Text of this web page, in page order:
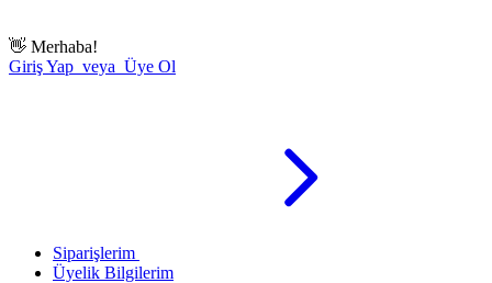
👋 Merhaba!
Giriş Yap veya Üye Ol
Siparişlerim
Üyelik Bilgilerim